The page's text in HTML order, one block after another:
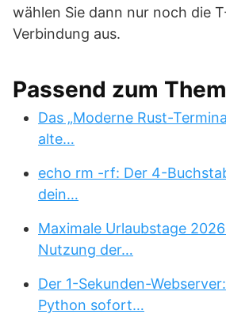
wählen Sie dann nur noch die
Verbindung aus.
Passend zum
Das „Moderne Rust-
alte…
echo rm -rf: Der 4-
dein…
Maximale Urlaubstage
Nutzung der…
Der 1-Sekunden-
Python sofort…